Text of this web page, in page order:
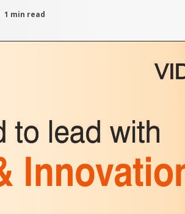
1 min read